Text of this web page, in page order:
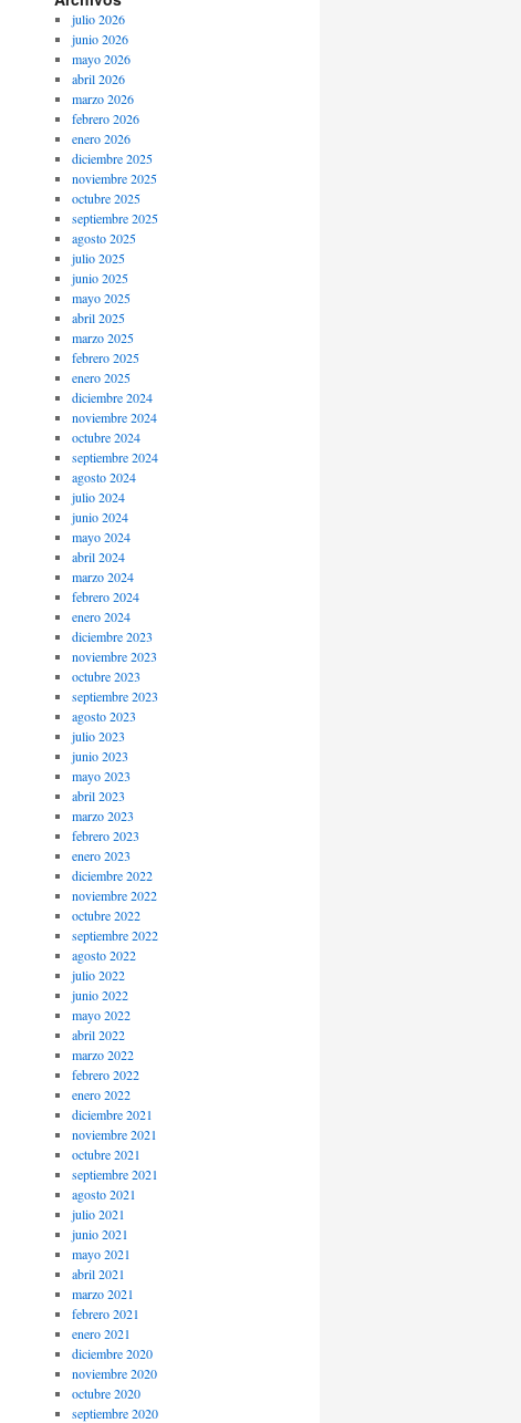
julio 2026
junio 2026
mayo 2026
abril 2026
marzo 2026
febrero 2026
enero 2026
diciembre 2025
noviembre 2025
octubre 2025
septiembre 2025
agosto 2025
julio 2025
junio 2025
mayo 2025
abril 2025
marzo 2025
febrero 2025
enero 2025
diciembre 2024
noviembre 2024
octubre 2024
septiembre 2024
agosto 2024
julio 2024
junio 2024
mayo 2024
abril 2024
marzo 2024
febrero 2024
enero 2024
diciembre 2023
noviembre 2023
octubre 2023
septiembre 2023
agosto 2023
julio 2023
junio 2023
mayo 2023
abril 2023
marzo 2023
febrero 2023
enero 2023
diciembre 2022
noviembre 2022
octubre 2022
septiembre 2022
agosto 2022
julio 2022
junio 2022
mayo 2022
abril 2022
marzo 2022
febrero 2022
enero 2022
diciembre 2021
noviembre 2021
octubre 2021
septiembre 2021
agosto 2021
julio 2021
junio 2021
mayo 2021
abril 2021
marzo 2021
febrero 2021
enero 2021
diciembre 2020
noviembre 2020
octubre 2020
septiembre 2020